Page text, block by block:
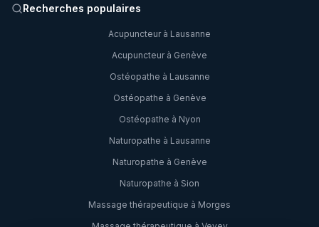
Recherches populaires
Acupuncteur à Lausanne
Acupuncteur à Genève
Ostéopathe à Lausanne
Ostéopathe à Genève
Ostéopathe à Nyon
Naturopathe à Lausanne
Naturopathe à Genève
Naturopathe à Sion
Massage thérapeutique à Morges